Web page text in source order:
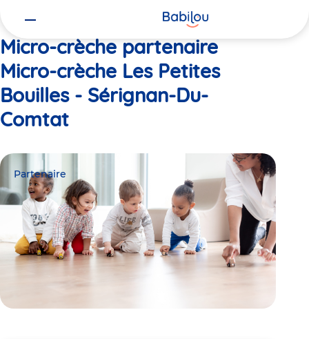
Micro-crèche partenaire
Micro-crèche Les Petites
Bouilles - Sérignan-Du-
Comtat
Partenaire